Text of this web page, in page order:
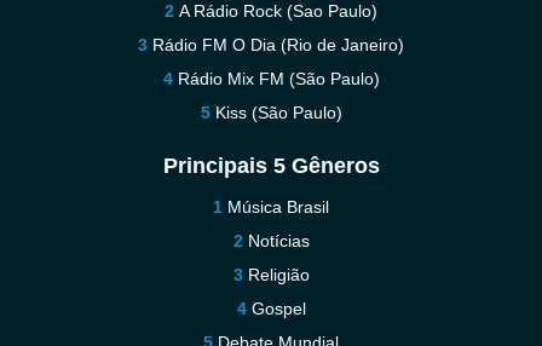
A Rádio Rock (Sao Paulo)
Rádio FM O Dia (Rio de Janeiro)
Rádio Mix FM (São Paulo)
Kiss (São Paulo)
Principais 5 Gêneros
Música Brasil
Notícias
Religião
Gospel